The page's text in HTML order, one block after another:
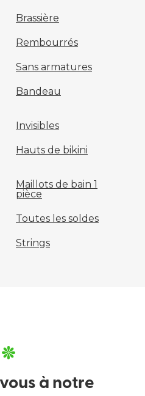
Brassière
Rembourrés
Sans armatures
Bandeau
Invisibles
Hauts de bikini
Maillots de bain 1
pièce
Toutes les soldes
Strings
à notre